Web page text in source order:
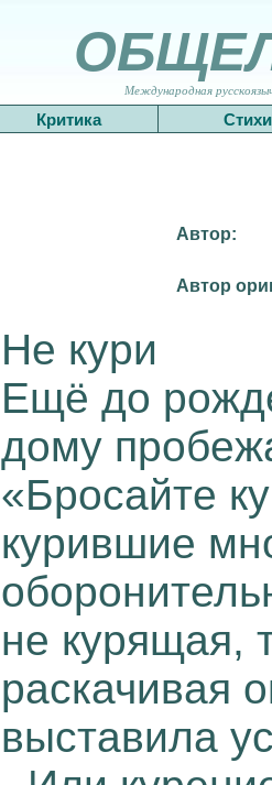
Международная
Критика Стихи
Автор:
Автор
Не кури
Ещё до
дому
«Бросайте
курившие
не курящая,
раскачивая
выставила